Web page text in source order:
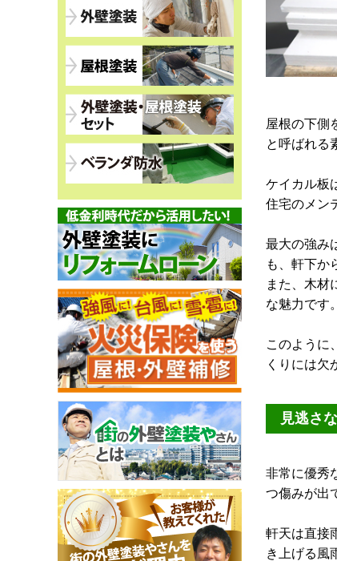
屋根の下側
と呼ばれる
ケイカル板
住宅のメン
最大の強み
も、軒下か
また、木材
な魅力です。
このように
くりには欠
見逃さ
非常に優秀
つ傷みが出
軒天は直接
き上げる風